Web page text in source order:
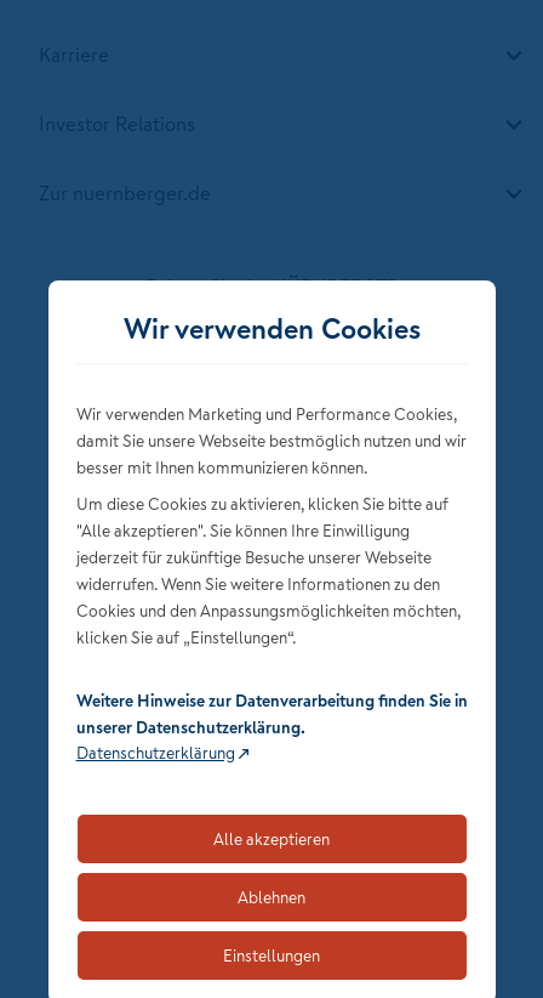
Karriere
Investor Relations
Zur nuernberger.de
Folgen Sie der NÜRNBERGER
Datenschutz
Impressum
Privatsphäre-Einstellungen
zum Seitenanfang
Wir verwenden Cookies
Wir verwenden Marketing und Performance Cookies,
damit Sie unsere Webseite bestmöglich nutzen und wir
besser mit Ihnen kommunizieren können.
Um diese Cookies zu aktivieren, klicken Sie bitte auf
"Alle akzeptieren". Sie können Ihre Einwilligung
jederzeit für zukünftige Besuche unserer Webseite
widerrufen. Wenn Sie weitere Informationen zu den
Cookies und den Anpassungsmöglichkeiten möchten,
klicken Sie auf „Einstellungen“.
Weitere Hinweise zur Datenverarbeitung finden Sie in
unserer Datenschutzerklärung.
Datenschutzerklärung
Alle akzeptieren
Ablehnen
Einstellungen